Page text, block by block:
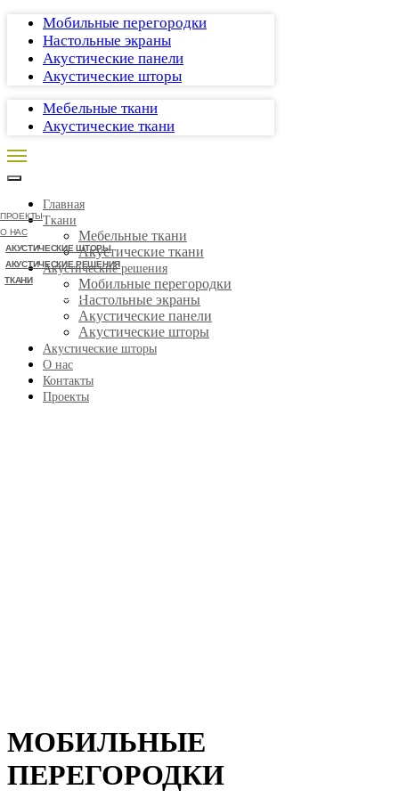
ПРОЕКТЫ
О НАС
АКУСТИЧЕСКИЕ ШТОРЫ
АКУСТИЧЕСКИЕ РЕШЕНИЯ
ТКАНИ
СВЯЗАТЬСЯ
Мобильные перегородки
Настольные экраны
Акустические панели
Акустические шторы
Мебельные ткани
Акустические ткани
Главная
Ткани
Мебельные ткани
Акустические ткани
Акустические решения
Мобильные перегородки
Настольные экраны
Акустические панели
Акустические шторы
Акустические шторы
О нас
Контакты
Проекты
МОБИЛЬНЫЕ
ПЕРЕГОРОДКИ